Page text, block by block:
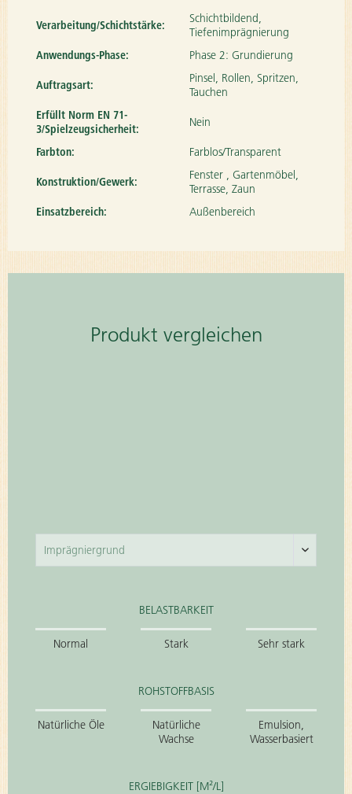
Verarbeitung/Schichtstärke:
Schichtbildend,
Tiefenimprägnierung
Anwendungs-Phase:
Phase 2: Grundierung
Auftragsart:
Pinsel, Rollen, Spritzen,
Tauchen
Erfüllt Norm EN 71-
3/Spielzeugsicherheit:
Nein
Farbton: Farblos/Transparent
Konstruktion/Gewerk:
Fenster , Gartenmöbel,
Terrasse, Zaun
Einsatzbereich:
Außenbereich
Produkt vergleichen
BELASTBARKEIT
Normal Stark Sehr stark
ROHSTOFFBASIS
Natürliche Öle
Natürliche
Wachse
Emulsion,
Wasserbasiert
ERGIEBIGKEIT [M²/L]